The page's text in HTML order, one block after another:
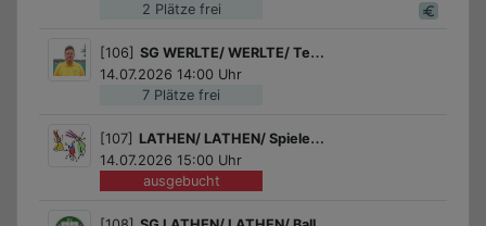
2 Plätze frei
7 Plätze frei
[106] SG WERLTE/ WERLTE/ Tennis Schnupperkurs des Tennisvereins Werlte!
14.07.2026 14:00 Uhr
ausgebucht
[107] LATHEN/ LATHEN/ Spielenachmittag
14.07.2026 15:00 Uhr